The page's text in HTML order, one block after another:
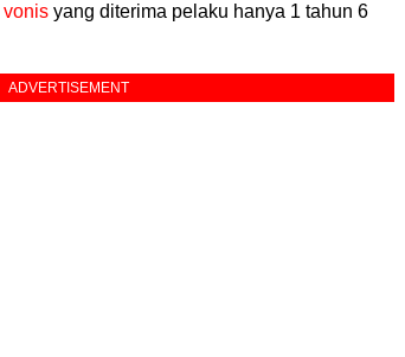
vonis yang diterima pelaku hanya 1 tahun 6
ADVERTISEMENT